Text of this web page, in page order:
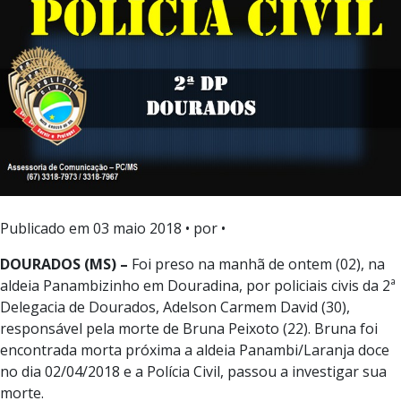
Publicado em 03 maio 2018 • por •
DOURADOS (MS) – Foi preso na manhã de ontem (02), na
aldeia Panambizinho em Douradina, por policiais civis da 2ª
Delegacia de Dourados, Adelson Carmem David (30),
responsável pela morte de Bruna Peixoto (22). Bruna foi
encontrada morta próxima a aldeia Panambi/Laranja doce
no dia 02/04/2018 e a Polícia Civil, passou a investigar sua
morte.